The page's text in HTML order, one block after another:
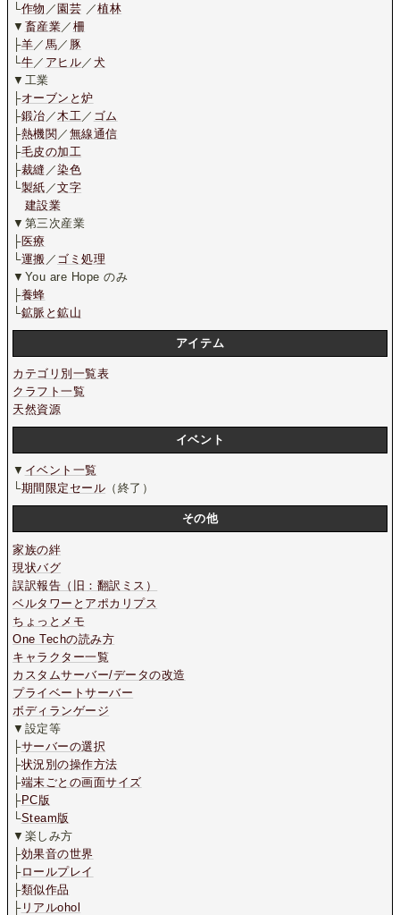
└作物 ／ 園芸 ／植林
▼ 畜産業 ／ 柵
├羊 ／ 馬 ／ 豚
└牛 ／ アヒル ／ 犬
▼工業
├オーブンと炉
├鍛冶 ／ 木工 ／ ゴム
├熱機関 ／ 無線通信
├毛皮の加工
├裁縫 ／染色
└製紙 ／文字
建設業
▼第三次産業
├医療
└運搬 ／ ゴミ処理
▼You are Hope のみ
├養蜂
└鉱脈と鉱山
アイテム
カテゴリ別一覧表
クラフト一覧
天然資源
イベント
▼ イベント一覧
└期間限定セール （終了）
その他
家族の絆
現状バグ
誤訳報告（旧：翻訳ミス）
ベルタワーとアポカリプス
ちょっとメモ
One Techの読み方
キャラクター一覧
カスタムサーバー/データの改造
プライベートサーバー
ボディランゲージ
▼設定等
├サーバーの選択
├状況別の操作方法
├端末ごとの画面サイズ
├PC版
└Steam版
▼楽しみ方
├効果音の世界
├ロールプレイ
├類似作品
├リアルohol